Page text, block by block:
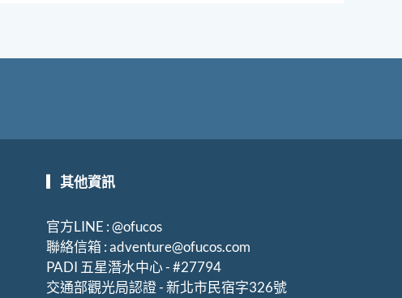
▎其他資訊
官方LINE : @ofucos
聯絡信箱 :adventure@ofucos.com
PADI 五星潛水中心 - #27794
交通部觀光局認證-新北市民宿字326號